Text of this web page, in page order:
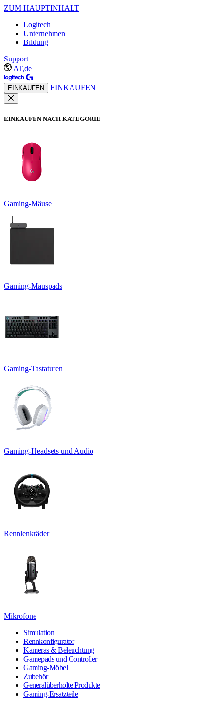
ZUM HAUPTINHALT
Logitech
Unternehmen
Bildung
Support
AT,de
EINKAUFEN EINKAUFEN
EINKAUFEN NACH KATEGORIE
Gaming-Mäuse
Gaming-Mauspads
Gaming-Tastaturen
Gaming-Headsets und Audio
Rennlenkräder
Mikrofone
Simulation
Rennkonfigurator
Kameras & Beleuchtung
Gamepads und Controller
Gaming-Möbel
Zubehör
Generalüberholte Produkte
Gaming-Ersatzteile